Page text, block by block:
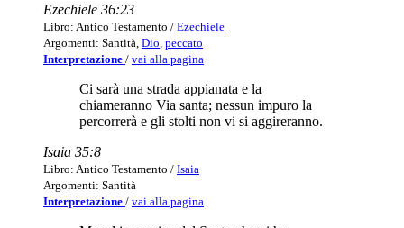
Ezechiele 36:23
Libro: Antico Testamento / Ezechiele
Argomenti: Santità, Dio peccato
Interpretazione / vai alla pagina
Ci sarà una strada appianata e la
chiameranno Via santa; nessun impuro la
percorrerà e gli stolti non vi si aggireranno.
Isaia 35:8
Libro: Antico Testamento / Isaia
Argomenti: Santità
Interpretazione / vai alla pagina